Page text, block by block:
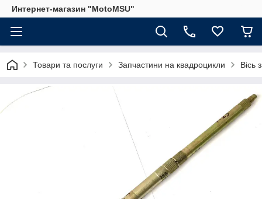
Интернет-магазин "MotoMSU"
Товари та послуги Запчастини на квадроцикли Вісь